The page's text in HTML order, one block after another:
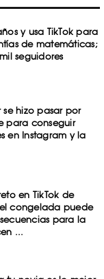
y usa TikTok para
de matemáticas;
seguidores
se hizo pasar por
para conseguir
en Instagram y la
en TikTok de
congelada puede
para la
...